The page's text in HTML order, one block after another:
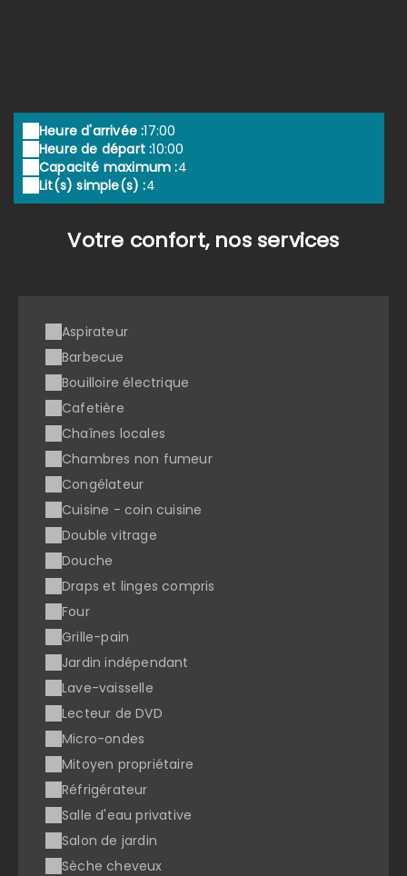
Heure d'arrivée :17:00
Heure de départ :10:00
Capacité maximum :4
Lit(s) simple(s) :4
Votre confort, nos services
Aspirateur
Barbecue
Bouilloire électrique
Cafetière
Chaînes locales
Chambres non fumeur
Congélateur
Cuisine - coin cuisine
Double vitrage
Douche
Draps et linges compris
Four
Grille-pain
Jardin indépendant
Lave-vaisselle
Lecteur de DVD
Micro-ondes
Mitoyen propriétaire
Réfrigérateur
Salle d'eau privative
Salon de jardin
Sèche cheveux